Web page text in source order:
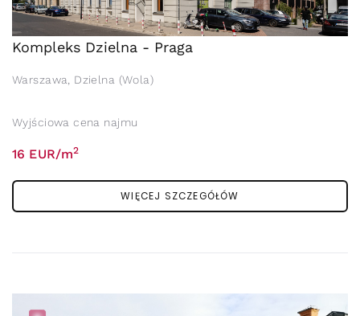
Kompleks Dzielna - Praga
Warszawa, Dzielna (Wola)
Wyjściowa cena najmu
16 EUR/m2
WIĘCEJ SZCZEGÓŁÓW